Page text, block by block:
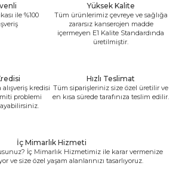
ile %100
Yüksek Kalite
Tüm ürünlerimiz çevreye ve sağlığa
zararsız kanserojen madde
içermeyen E1 Kalite Standardında
üretilmiştir.
kredisi
problemi
Hızlı Teslimat
Tüm siparişleriniz size özel üretilir ve
en kısa sürede tarafınıza teslim edilir.
İç Mimarlık Hizmeti
İç Mimarlık Hizmetimiz ile karar vermenize
ve size özel yaşam alanlarınızı tasarlıyoruz.